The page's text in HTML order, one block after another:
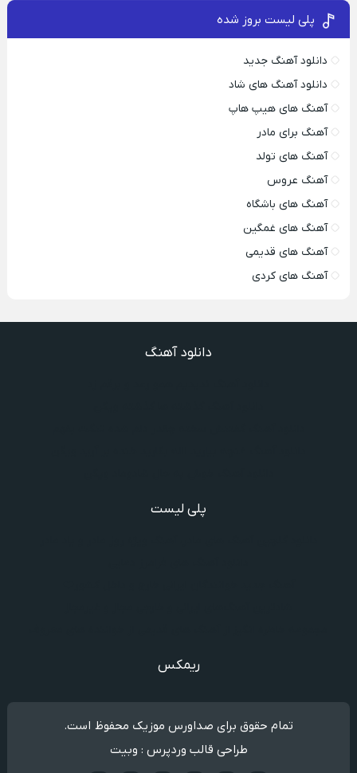
پلی لیست بروز شده
دانلود آهنگ جدید
دانلود آهنگ های شاد
آهنگ های هیپ هاپ
آهنگ برای مادر
آهنگ های تولد
آهنگ عروس
آهنگ های باشگاه
آهنگ های غمگین
آهنگ های قدیمی
آهنگ های کردی
دانلود آهنگ
پلی لیست
ریمکس
تمام حقوق برای صداورس موزیک محفوظ است.
طراحی قالب وردپرس : وبیت